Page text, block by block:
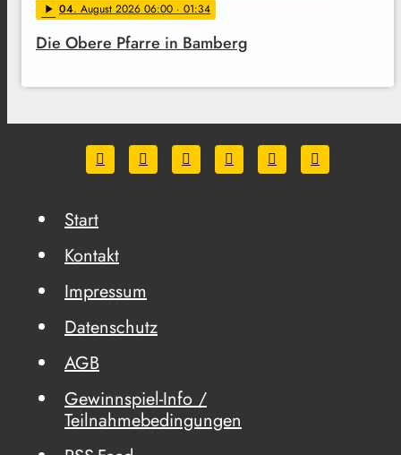
play_arrow 04. August 2026 06:00 · 01:34
Die Obere Pfarre in Bamberg
Start
Kontakt
Impressum
Datenschutz
AGB
Gewinnspiel-Info /
Teilnahmebedingungen